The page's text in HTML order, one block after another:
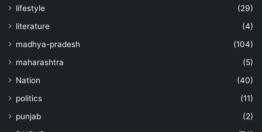
lifestyle
(29)
literature
(4)
madhya-pradesh
(104)
maharashtra
(5)
Nation
(40)
politics
(11)
punjab
(2)